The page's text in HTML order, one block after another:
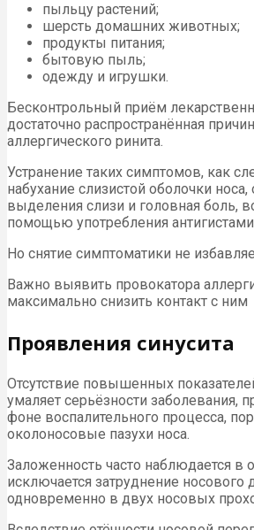
пыльцу растений;
шерсть домашних животных;
продукты питания;
бытовую пыль;
одежду и игрушки.
Бесконтрольный приём
достаточно распространённая
аллергического ринита.
Устранение таких симптомов, как
набухание слизистой оболочки
выделения слизи и головная боль,
помощью употребления
Но снятие симптоматики не
Важно выявить провокатора
максимально снизить контакт с ним
Проявления синусита
Отсутствие повышенных
умаляет серьёзности заболевания,
фоне воспалительного процесса,
околоносовые пазухи носа.
Заложенность часто наблюдается в
исключается затруднение носового
одновременно в двух носовых